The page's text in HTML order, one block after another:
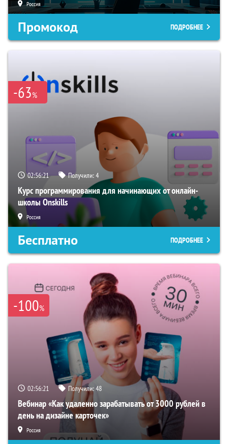
Россия
Промокод ПОДРОБНЕЕ
-63%
02:56:21 Получили:4
Курс программирования для начинающих от онлайн-
школы Onskills
Россия
Бесплатно ПОДРОБНЕЕ
-100%
02:56:21 Получили:48
Вебинар «Как удаленно зарабатывать от 3000 рублей в
день на дизайне карточек»
Россия